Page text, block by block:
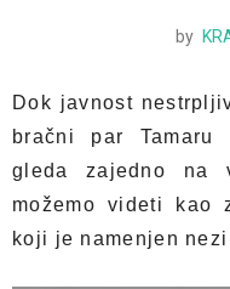
by
Dok javnost
bračni par
gleda zajedno na
možemo videti kao
koji je namenjen